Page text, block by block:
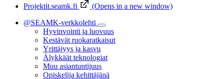
Projektit.seamk.fi
(Opens in a new window)
@SEAMK-verkkolehti
Hyvinvointi ja luovuus
Kestävät ruokaratkaisut
Yrittäjyys ja kasvu
Älykkäät teknologiat
Muu asiantuntijuus
Opiskelija kehittäjänä